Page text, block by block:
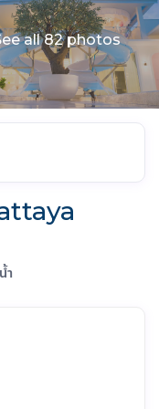
all 82 photos